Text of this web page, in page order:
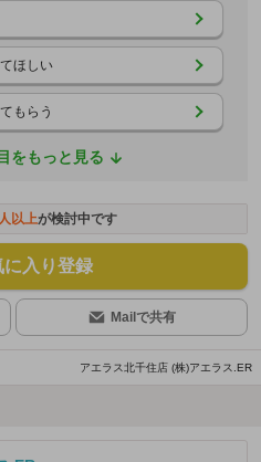
ほしい
もらう
をもっと見る
以上が検討中です
に入り登録
Mailで共有
アエラス北千住店 (株)アエラス.ER